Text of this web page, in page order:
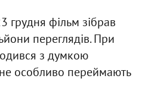
грудня фільм зібрав
переглядів. При
з думкою
особливо переймають